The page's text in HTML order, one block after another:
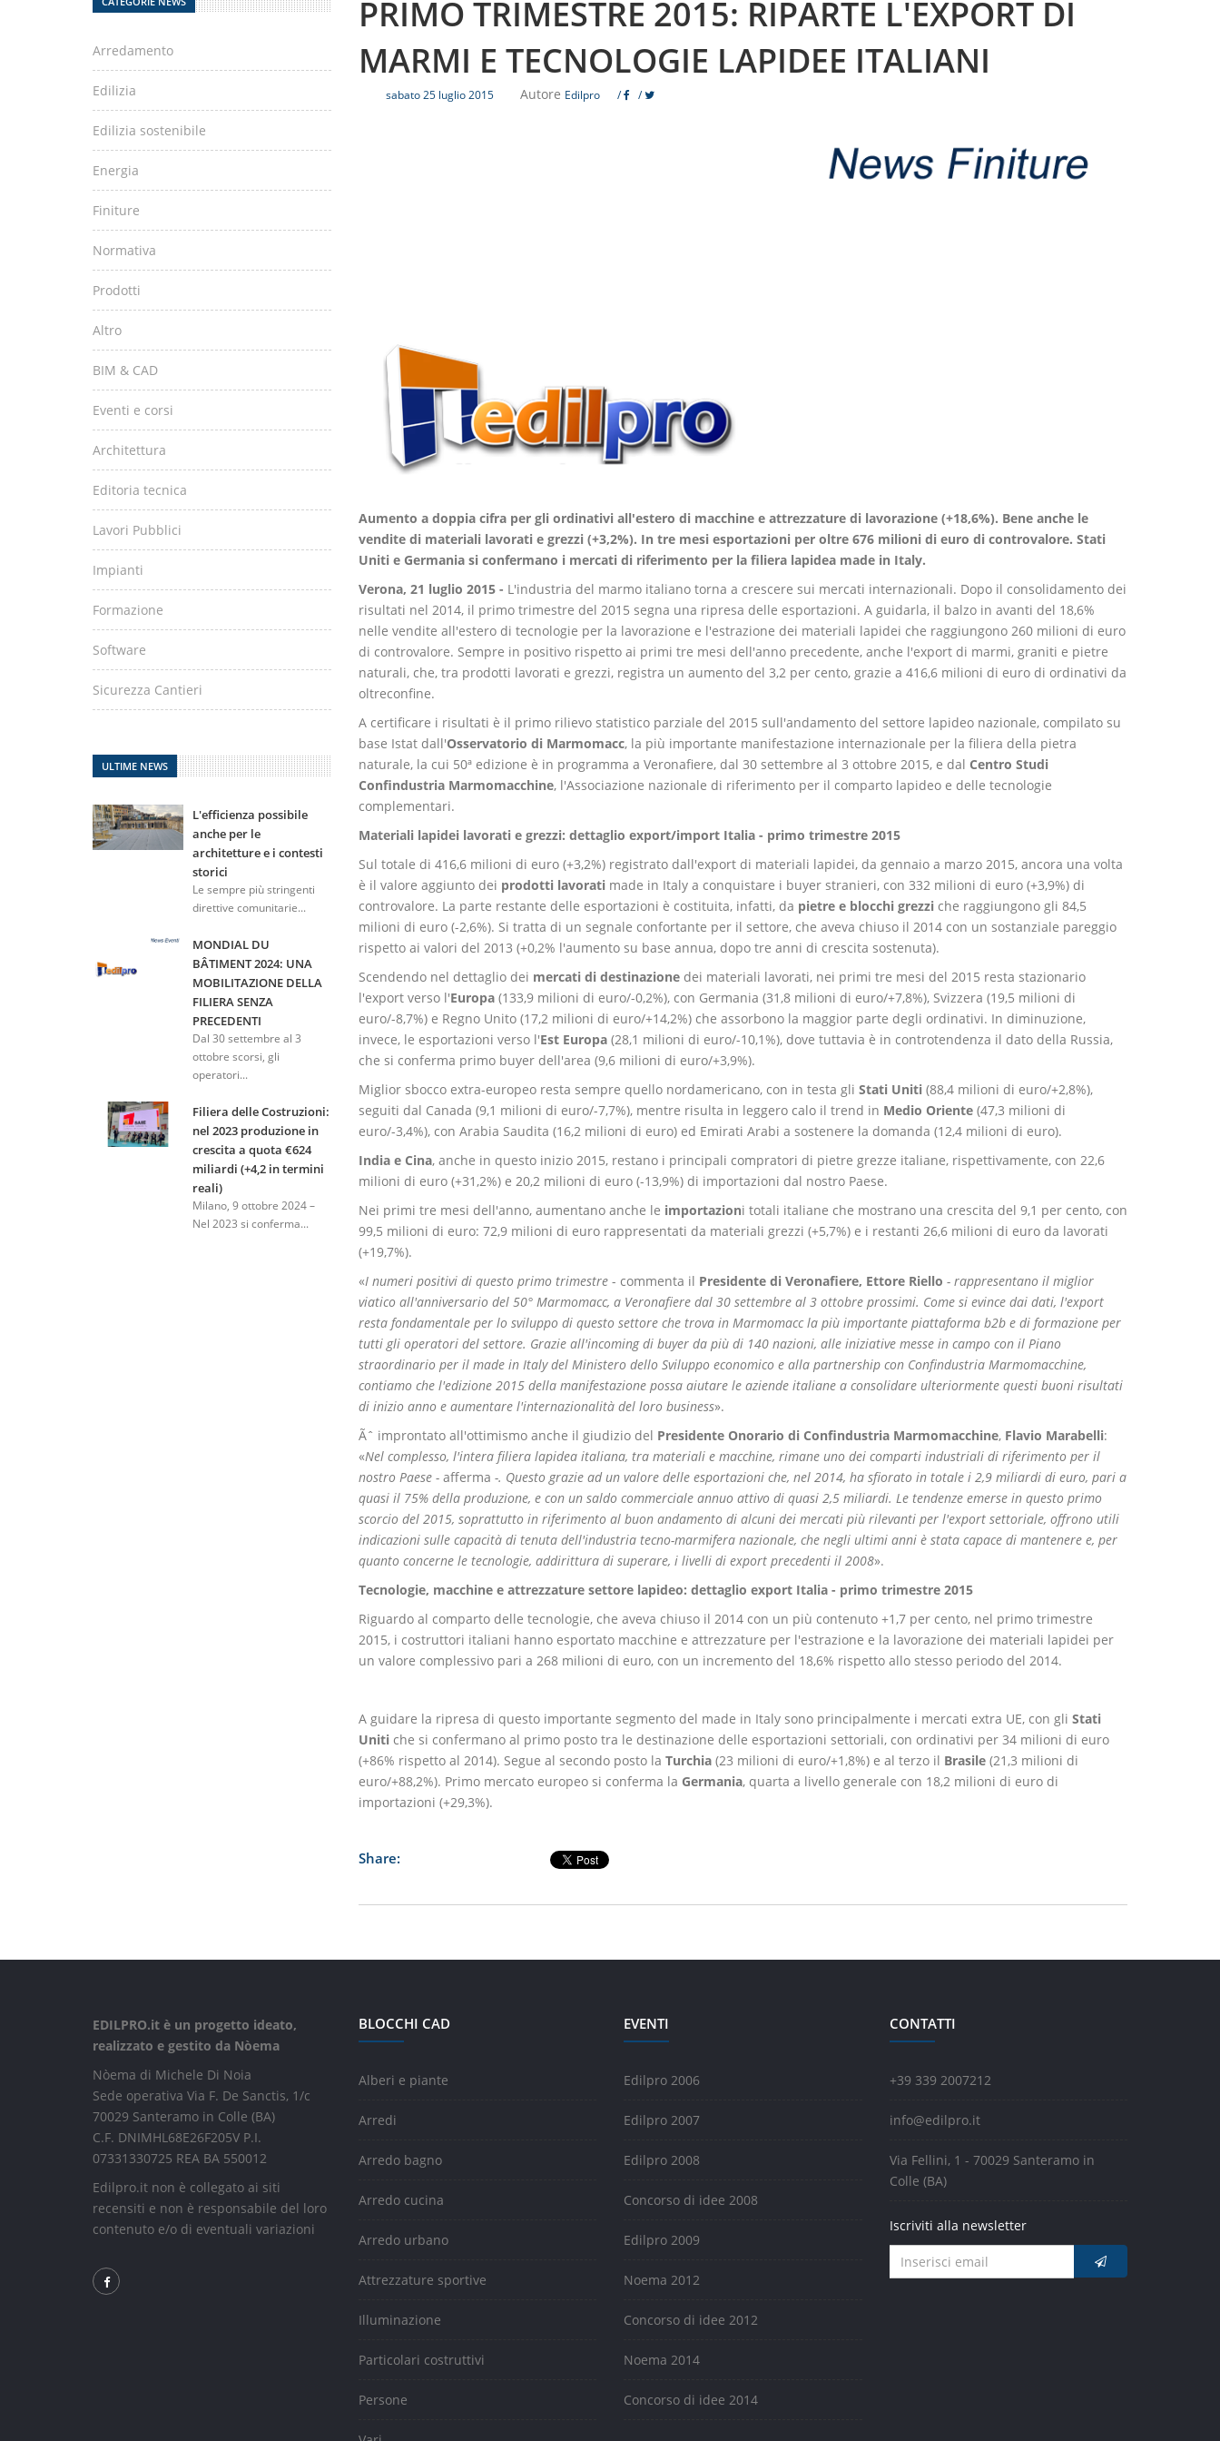
PRIMO TRIMESTRE 2015: RIPARTE L'EXPORT DI
MARMI E TECNOLOGIE LAPIDEE ITALIANI
sabato 25 luglio 2015 Autore Edilpro / /
Aumento a doppia cifra per gli ordinativi all'estero di macchine e attrezzature di lavorazione (+18,6%). Bene anche le
vendite di materiali lavorati e grezzi (+3,2%). In tre mesi esportazioni per oltre 676 milioni di euro di controvalore. Stati
Uniti e Germania si confermano i mercati di riferimento per la filiera lapidea made in Italy.
Verona, 21 luglio 2015 - L'industria del marmo italiano torna a crescere sui mercati internazionali. Dopo il consolidamento dei
risultati nel 2014, il primo trimestre del 2015 segna una ripresa delle esportazioni. A guidarla, il balzo in avanti del 18,6%
nelle vendite all'estero di tecnologie per la lavorazione e l'estrazione dei materiali lapidei che raggiungono 260 milioni di euro
di controvalore. Sempre in positivo rispetto ai primi tre mesi dell'anno precedente, anche l'export di marmi, graniti e pietre
naturali, che, tra prodotti lavorati e grezzi, registra un aumento del 3,2 per cento, grazie a 416,6 milioni di euro di ordinativi da
oltreconfine.
A certificare i risultati è il primo rilievo statistico parziale del 2015 sull'andamento del settore lapideo nazionale, compilato su
base Istat dall'Osservatorio di Marmomacc, la più importante manifestazione internazionale per la filiera della pietra
naturale, la cui 50ª edizione è in programma a Veronafiere, dal 30 settembre al 3 ottobre 2015, e dal Centro Studi
Confindustria Marmomacchine, l'Associazione nazionale di riferimento per il comparto lapideo e delle tecnologie
complementari.
Materiali lapidei lavorati e grezzi: dettaglio export/import Italia - primo trimestre 2015
Sul totale di 416,6 milioni di euro (+3,2%) registrato dall'export di materiali lapidei, da gennaio a marzo 2015, ancora una volta
è il valore aggiunto dei prodotti lavoratimade in Italy a conquistare i buyer stranieri, con 332 milioni di euro (+3,9%) di
controvalore. La parte restante delle esportazioni è costituita, infatti, da pietre e blocchi grezziche raggiungono gli 84,5
milioni di euro (-2,6%). Si tratta di un segnale confortante per il settore, che aveva chiuso il 2014 con un sostanziale pareggio
rispetto ai valori del 2013 (+0,2% l'aumento su base annua, dopo tre anni di crescita sostenuta).
Scendendo nel dettaglio dei mercati di destinazionedei materiali lavorati, nei primi tre mesi del 2015 resta stazionario
l'export verso l'Europa(133,9 milioni di euro/-0,2%), con Germania (31,8 milioni di euro/+7,8%), Svizzera (19,5 milioni di
euro/-8,7%) e Regno Unito (17,2 milioni di euro/+14,2%) che assorbono la maggior parte degli ordinativi. In diminuzione,
invece, le esportazioni verso l'Est Europa (28,1 milioni di euro/-10,1%), dove tuttavia è in controtendenza il dato della Russia,
che si conferma primo buyer dell'area (9,6 milioni di euro/+3,9%).
Miglior sbocco extra-europeo resta sempre quello nordamericano, con in testa gli Stati Uniti(88,4 milioni di euro/+2,8%),
seguiti dal Canada (9,1 milioni di euro/-7,7%), mentre risulta in leggero calo il trend in Medio Oriente(47,3 milioni di
euro/-3,4%), con Arabia Saudita (16,2 milioni di euro) ed Emirati Arabi a sostenere la domanda (12,4 milioni di euro).
India e Cina, anche in questo inizio 2015, restano i principali compratori di pietre grezze italiane, rispettivamente, con 22,6
milioni di euro (+31,2%) e 20,2 milioni di euro (-13,9%) di importazioni dal nostro Paese.
Nei primi tre mesi dell'anno, aumentano anche le importazioni totali italiane che mostrano una crescita del 9,1 per cento, con
99,5 milioni di euro: 72,9 milioni di euro rappresentati da materiali grezzi (+5,7%) e i restanti 26,6 milioni di euro da lavorati
(+19,7%).
«I numeri positivi di questo primo trimestre - commenta il Presidente di Veronafiere, Ettore Riello - rappresentano il miglior
viatico all'anniversario del 50° Marmomacc, a Veronafiere dal 30 settembre al 3 ottobre prossimi. Come si evince dai dati, l'export
resta fondamentale per lo sviluppo di questo settore che trova in Marmomacc la più importante piattaforma b2b e di formazione per
tutti gli operatori del settore. Grazie all'incoming di buyer da più di 140 nazioni, alle iniziative messe in campo con il Piano
straordinario per il made in Italy del Ministero dello Sviluppo economico e alla partnership con Confindustria Marmomacchine,
contiamo che l'edizione 2015 della manifestazione possa aiutare le aziende italiane a consolidare ulteriormente questi buoni risultati
di inizio anno e aumentare l'internazionalità del loro business».
Ãˆ improntato all'ottimismo anche il giudizio del Presidente Onorario di Confindustria Marmomacchine, Flavio Marabelli:
«Nel complesso, l'intera filiera lapidea italiana, tra materiali e macchine, rimane uno dei comparti industriali di riferimento per il
nostro Paese - afferma -. Questo grazie ad un valore delle esportazioni che, nel 2014, ha sfiorato in totale i 2,9 miliardi di euro, pari a
quasi il 75% della produzione, e con un saldo commerciale annuo attivo di quasi 2,5 miliardi. Le tendenze emerse in questo primo
scorcio del 2015, soprattutto in riferimento al buon andamento di alcuni dei mercati più rilevanti per l'export settoriale, offrono utili
indicazioni sulle capacità di tenuta dell'industria tecno-marmifera nazionale, che negli ultimi anni è stata capace di mantenere e, per
quanto concerne le tecnologie, addirittura di superare, i livelli di export precedenti il 2008».
Tecnologie, macchine e attrezzature settore lapideo: dettaglio export Italia - primo trimestre 2015
Riguardo al comparto delle tecnologie, che aveva chiuso il 2014 con un più contenuto +1,7 per cento, nel primo trimestre
2015, i costruttori italiani hanno esportato macchine e attrezzature per l'estrazione e la lavorazione dei materiali lapidei per
un valore complessivo pari a 268 milioni di euro, con un incremento del 18,6% rispetto allo stesso periodo del 2014.
A guidare la ripresa di questo importante segmento del made in Italy sono principalmente i mercati extra UE, con gli Stati
Unitiche si confermano al primo posto tra le destinazione delle esportazioni settoriali, con ordinativi per 34 milioni di euro
(+86% rispetto al 2014). Segue al secondo posto la Turchia(23 milioni di euro/+1,8%) e al terzo il Brasile(21,3 milioni di
euro/+88,2%). Primo mercato europeo si conferma la Germania, quarta a livello generale con 18,2 milioni di euro di
importazioni (+29,3%).
Share:
Arredamento
Edilizia
Edilizia sostenibile
Energia
Finiture
Normativa
Prodotti
Altro
BIM & CAD
Eventi e corsi
Architettura
Editoria tecnica
Lavori Pubblici
Impianti
Formazione
Software
Sicurezza Cantieri
ULTIME NEWS
L'efficienza possibile
anche per le
architetture e i contesti
storici
Le sempre più stringenti
direttive comunitarie...
MONDIAL DU
BÂTIMENT 2024: UNA
MOBILITAZIONE DELLA
FILIERA SENZA
PRECEDENTI
Dal 30 settembre al 3
ottobre scorsi, gli
operatori...
Filiera delle Costruzioni:
nel 2023 produzione in
crescita a quota €624
miliardi (+4,2 in termini
reali)
Milano, 9 ottobre 2024 –
Nel 2023 si conferma...
EDILPRO.it è un progetto ideato,
realizzato e gestito da Nòema
Nòema di Michele Di Noia
Sede operativa Via F. De Sanctis, 1/c
70029 Santeramo in Colle (BA)
C.F. DNIMHL68E26F205V P.I.
07331330725 REA BA 550012
Edilpro.it non è collegato ai siti
recensiti e non è responsabile del loro
contenuto e/o di eventuali variazioni
BLOCCHI CAD
Alberi e piante
Arredi
Arredo bagno
Arredo cucina
Arredo urbano
Attrezzature sportive
Illuminazione
Particolari costruttivi
Persone
EVENTI
Edilpro 2006
Edilpro 2007
Edilpro 2008
Concorso di idee 2008
Edilpro 2009
Noema 2012
Concorso di idee 2012
Noema 2014
Concorso di idee 2014
CONTATTI
+39 339 2007212
info@edilpro.it
Via Fellini, 1 - 70029 Santeramo in
Colle (BA)
Iscriviti alla newsletter